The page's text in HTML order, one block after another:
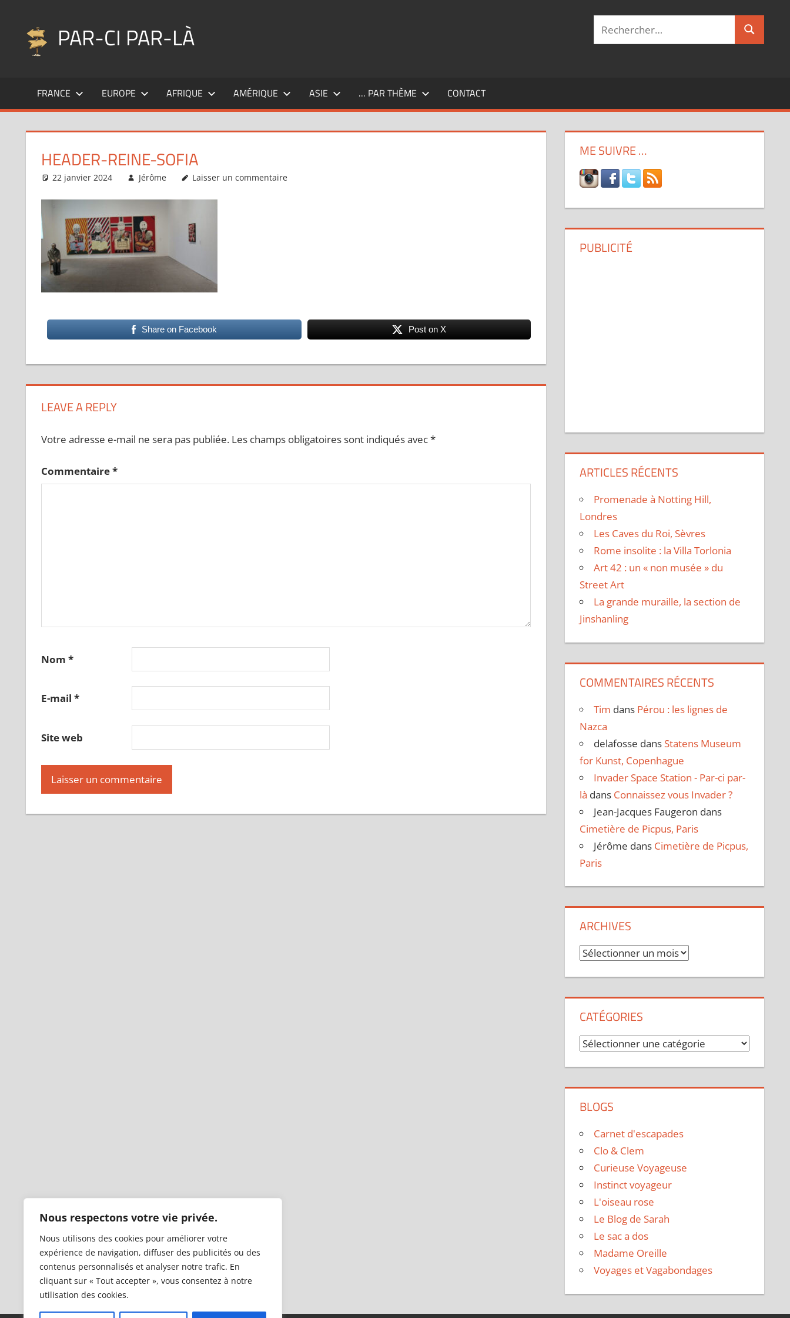
Nous respectons votre vie privée.
Nous utilisons des cookies pour améliorer votre
expérience de navigation, diffuser des publicités ou des
contenus personnalisés et analyser notre trafic. En
cliquant sur « Tout accepter », vous consentez à notre
utilisation des cookies.
contenu
PAR-CI PAR-LÀ
fil
pérégrinations
Recherche
FRANCE EUROPE AFRIQUE AMÉRIQUE ASIE … PAR THÈME CONTACT
HEADER-REINE-SOFIA
22 janvier 2024 Jérôme Laisser un commentaire
Share on Facebook Post on X
LEAVE A REPLY
Votre adresse e-mail ne sera pas publiée. Les champs obligatoires sont indiqués avec*
Commentaire*
Nom *
E-mail *
Site web
ME SUIVRE …
PUBLICITÉ
ARTICLES RÉCENTS
Promenade à Notting Hill,
Londres
Les Caves du Roi, Sèvres
Rome insolite : la Villa Torlonia
Art 42 : un « non musée » du
Street Art
La grande muraille, la section de
Jinshanling
COMMENTAIRES RÉCENTS
Tim dans Pérou : les lignes de
Nazca
delafosse dans Statens Museum
for Kunst, Copenhague
Invader Space Station - Par-ci par-
là dans Connaissez vous Invader ?
Jean-Jacques Faugeron dans
Cimetière de Picpus, Paris
Jérôme dans Cimetière de Picpus,
Paris
ARCHIVES
Archives
CATÉGORIES
Catégories
BLOGS
Carnet d'escapades
Clo & Clem
Curieuse Voyageuse
Instinct voyageur
L'oiseau rose
Le Blog de Sarah
Le sac a dos
Madame Oreille
Voyages et Vagabondages